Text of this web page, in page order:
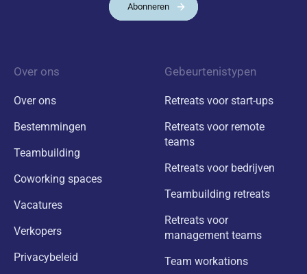
Abonneren
Over ons
Over ons
Bestemmingen
Teambuilding
Coworking spaces
Vacatures
Verkopers
Privacybeleid
Gebeurtenistypen
Retreats voor start-ups
Retreats voor remote
teams
Retreats voor bedrijven
Teambuilding retreats
Retreats voor
management teams
Team workations